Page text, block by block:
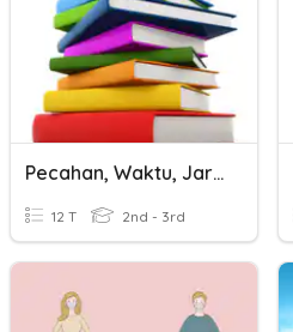
Pecahan, Waktu, Jarak, Berat
12 T 2nd - 3rd